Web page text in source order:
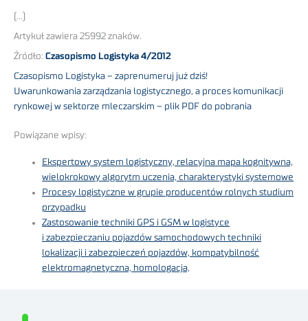
(…)
Artykuł zawiera 25992 znaków.
Źródło: Czasopismo Logistyka 4/2012
Czasopismo Logistyka – zaprenumeruj już dziś!
Uwarunkowania zarządzania logistycznego, a proces komunikacji
rynkowej w sektorze mleczarskim – plik PDF do pobrania
Powiązane wpisy:
Ekspertowy system logistyczny, relacyjna mapa kognitywna,
wielokrokowy algorytm uczenia, charakterystyki systemowe
Procesy logistyczne w grupie producentów rolnych studium
przypadku
Zastosowanie techniki GPS i GSM w logistyce
i zabezpieczaniu pojazdów samochodowych techniki
lokalizacji i zabezpieczeń pojazdów, kompatybilność
elektromagnetyczna, homologacja,